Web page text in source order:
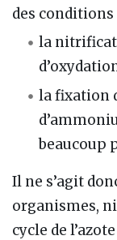
des
la
la fixation
beaucoup
Il ne s’agit
organismes,
cycle de